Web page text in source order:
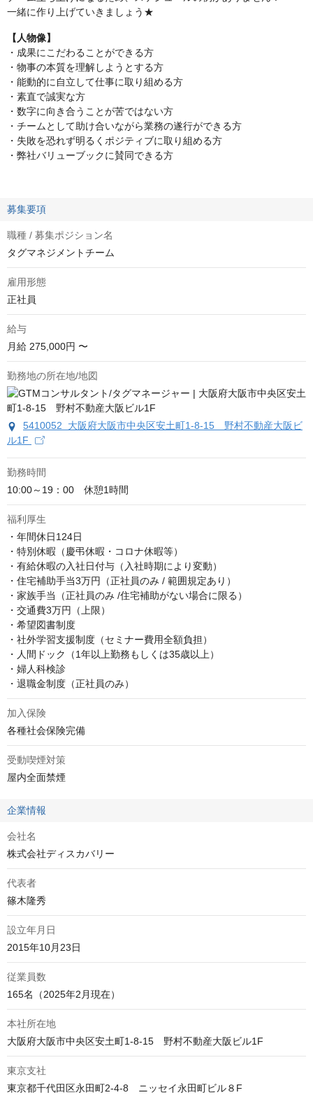
一緒に作り上げていきましょう★
【人物像】
・成果にこだわることができる方
・物事の本質を理解しようとする方
・能動的に自立して仕事に取り組める方
・素直で誠実な方
・数字に向き合うことが苦ではない方
・チームとして助け合いながら業務の遂行ができる方
・失敗を恐れず明るくポジティブに取り組める方
・弊社バリューブックに賛同できる方
募集要項
職種 / 募集ポジション名
タグマネジメントチーム
雇用形態
正社員
給与
月給 275,000円 〜
勤務地の所在地/地図
5410052 大阪府大阪市中央区安土町1-8-15 野村不動産大阪ビ
ル1F
勤務時間
10:00～19：00　休憩1時間
福利厚生
・年間休日124日
・特別休暇（慶弔休暇・コロナ休暇等）
・有給休暇の入社日付与（入社時期により変動）
・住宅補助手当3万円（正社員のみ / 範囲規定あり）
・家族手当（正社員のみ /住宅補助がない場合に限る）
・交通費3万円（上限）
・希望図書制度
・社外学習支援制度（セミナー費用全額負担）
・人間ドック（1年以上勤務もしくは35歳以上）
・婦人科検診
・退職金制度（正社員のみ）
加入保険
各種社会保険完備
受動喫煙対策
屋内全面禁煙
企業情報
会社名
株式会社ディスカバリー
代表者
篠木隆秀
設立年月日
2015年10月23日
従業員数
165名（2025年2月現在）
本社所在地
大阪府大阪市中央区安土町1-8-15　野村不動産大阪ビル1F
東京支社
東京都千代田区永田町2‐4‐8　ニッセイ永田町ビル８F